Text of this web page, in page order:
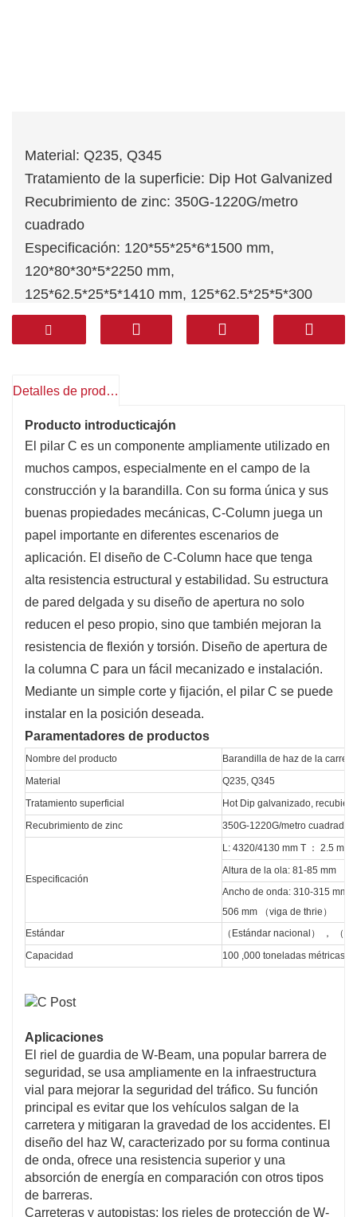
Material: Q235, Q345
Tratamiento de la superficie: Dip Hot Galvanized
Recubrimiento de zinc: 350G-1220G/metro
cuadrado
Especificación: 120*55*25*6*1500 mm,
120*80*30*5*2250 mm,
125*62.5*25*5*1410 mm, 125*62.5*25*5*300
mm.
Los tamaños se pueden personalizar de
Estándar: （Estándar nacional） ， （Estándar
Detalles de producto
Producto introducticajón
El pilar C es un componente ampliamente utilizado en
muchos campos, especialmente en el campo de la
construcción y la barandilla. Con su forma única y sus
buenas propiedades mecánicas, C-Column juega un
papel importante en diferentes escenarios de
aplicación. El diseño de C-Column hace que tenga
alta resistencia estructural y estabilidad. Su estructura
de pared delgada y su diseño de apertura no solo
reducen el peso propio, sino que también mejoran la
resistencia de flexión y torsión. Diseño de apertura de
la columna C para un fácil mecanizado e instalación.
Mediante un simple corte y fijación, el pilar C se puede
instalar en la posición deseada.
Paramentadores de productos
Nombre del producto
Barandilla de haz de la
Material
Q235, Q345
Tratamiento superficial
Hot Dip galvanizado,
Recubrimiento de zinc
350G-1220G/metro cuadrado
Especificación
L: 4320/4130 mm T ： 2.5
Altura de la ola: 81-85 mm
Ancho de onda: 310-315 mm
506 mm （viga de thrie）
Estándar
（Estándar nacional） ， （
Capacidad
100 ,000 toneladas métricas
Aplicaciones
El riel de guardia de W-Beam, una popular barrera de
seguridad, se usa ampliamente en la infraestructura
vial para mejorar la seguridad del tráfico. Su función
principal es evitar que los vehículos salgan de la
carretera y mitigaran la gravedad de los accidentes. El
diseño del haz W, caracterizado por su forma continua
de onda, ofrece una resistencia superior y una
absorción de energía en comparación con otros tipos
de barreras.
Carreteras y autopistas: los rieles de protección de W-